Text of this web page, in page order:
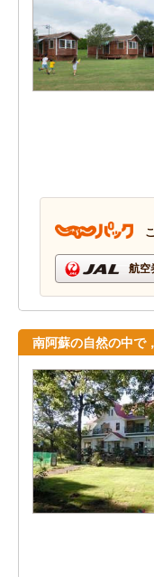
航空
南阿蘇の自然の中で